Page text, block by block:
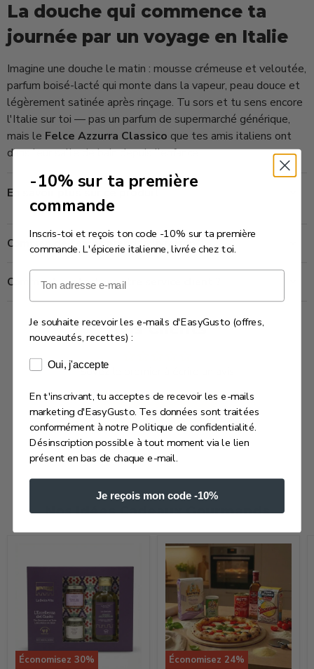
La douche qui commence ta
journée par un voyage en Italie
Imagine une douche le matin : mousse crémeuse et veloutée,
parfum boisé-lacté qui monte dans la vapeur, peau douce et
légèrement satinée après rinçage. Tu sors et tu sens encore
l'Italie sur toi — pas un parfum de supermarché générique,
mais le Felce Azzurra Classico que tes amis italiens ont
dans leur salle de bain depuis l'enfance.
En savoir plus sur ce produit
Combien de temps prend la livraison ?
Comment contacter notre service client ?
Avis Clients
Soyez le premier à écrire un avis
Écrire un avis
Nos Idées Cadeaux Gourmands
Économisez 30% Économisez 24%
-10% sur ta première
commande
Inscris-toi et reçois ton code -10% sur ta première
commande. L'épicerie italienne, livrée chez toi.
Email
Je souhaite recevoir les e-mails d'EasyGusto (offres,
nouveautés, recettes) :
Consentement e-mails marketing
Oui, j'accepte
En t'inscrivant, tu acceptes de recevoir les e-mails
marketing d'EasyGusto. Tes données sont traitées
conformément à notre Politique de confidentialité.
Désinscription possible à tout moment via le lien
présent en bas de chaque e-mail.
Je reçois mon code -10%